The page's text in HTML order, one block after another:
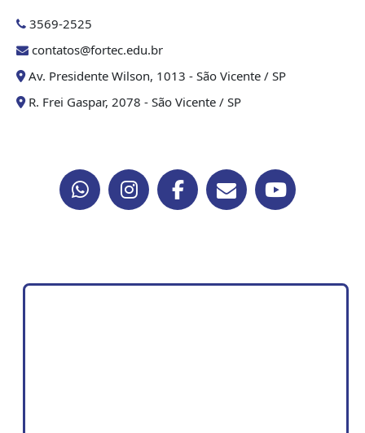
3569-2525
contatos@fortec.edu.br
Av. Presidente Wilson, 1013 - São Vicente / SP
R. Frei Gaspar, 2078 - São Vicente / SP